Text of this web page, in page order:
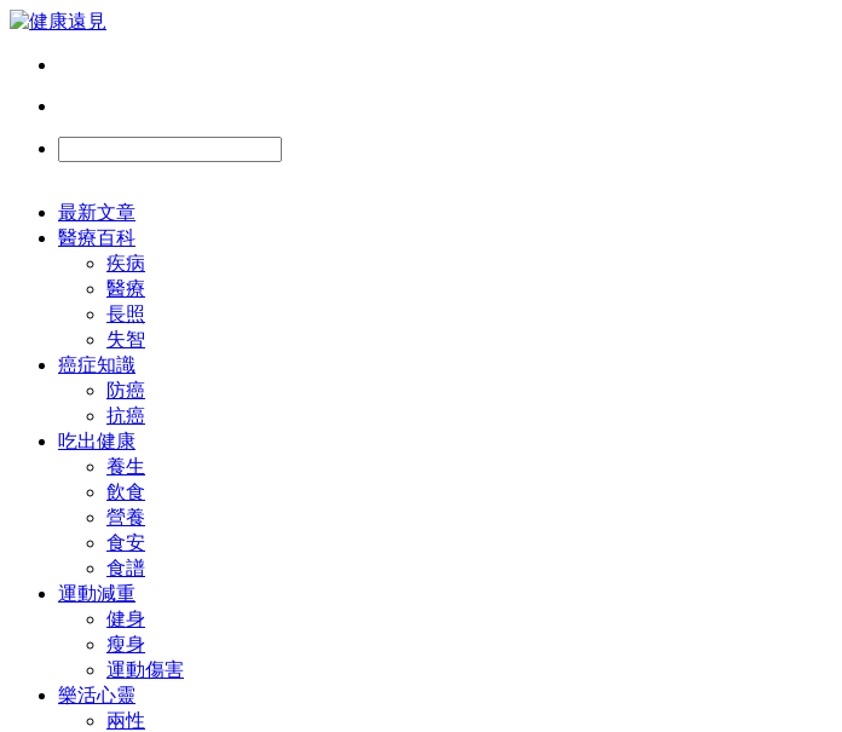
最新文章
醫療百科
疾病
醫療
長照
失智
癌症知識
防癌
抗癌
吃出健康
養生
飲食
營養
食安
食譜
運動減重
健身
瘦身
運動傷害
樂活心靈
兩性